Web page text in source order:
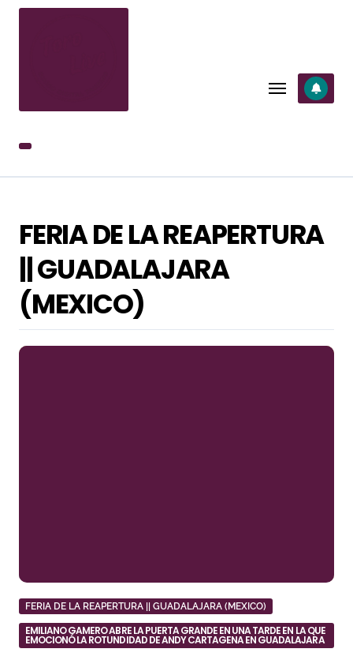
SALTAR
FERIA DE LA REAPERTURA
|| GUADALAJARA
(MEXICO)
FERIA DE LA REAPERTURA || GUADALAJARA (MEXICO)
EMILIANO GAMERO ABRE LA PUERTA GRANDE EN UNA TARDE EN LA QUE
EMOCIONÓ LA ROTUNDIDAD DE ANDY CARTAGENA EN GUADALAJARA